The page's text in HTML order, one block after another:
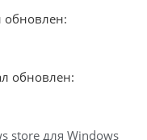
обновлен:
обновлен:
store для Windows